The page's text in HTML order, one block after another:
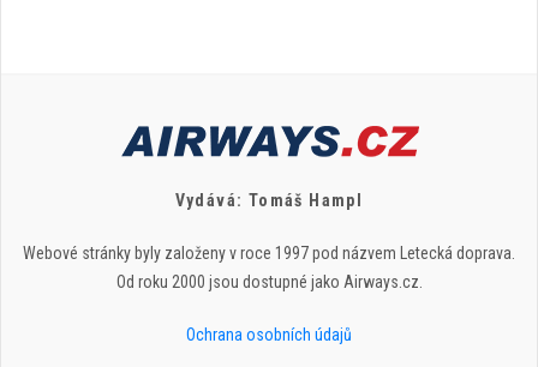
Vydává: Tomáš Hampl
Webové stránky byly založeny v roce 1997 pod názvem Letecká doprava.
Od roku 2000 jsou dostupné jako Airways.cz.
Ochrana osobních údajů